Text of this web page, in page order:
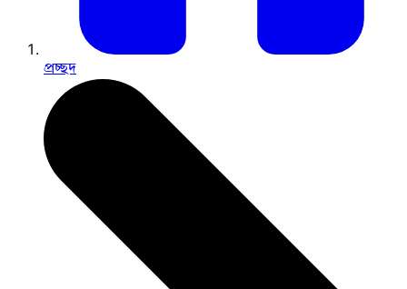
প্রচ্ছদ